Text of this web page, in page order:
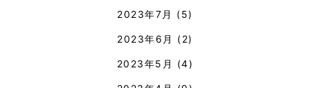
2023年7月 (5)
2023年6月 (2)
2023年5月 (4)